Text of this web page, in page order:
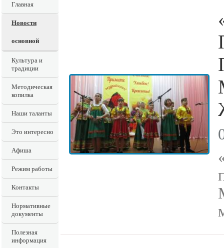
Главная
Новости
основной
Культура и
традиции
Методическая
копилка
Наши таланты
Это интересно
Афиша
Режим работы
Контакты
Нормативные
документы
Полезная
информация